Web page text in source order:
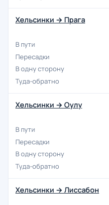
Хельсинки → Прага
Хельсинки → Оулу
Хельсинки → Лиссабон